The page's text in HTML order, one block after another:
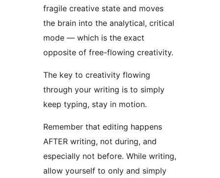
fragile creative state and moves
the brain into the analytical, critical
mode — which is the exact
opposite of free-flowing creativity.
The key to creativity flowing
through your writing is to simply
keep typing, stay in motion.
Remember that editing happens
AFTER writing, not during, and
especially not before. While writing,
allow yourself to only and simply